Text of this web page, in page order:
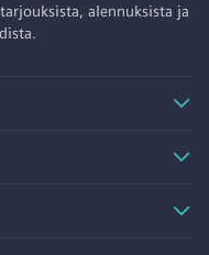
alennuksista ja